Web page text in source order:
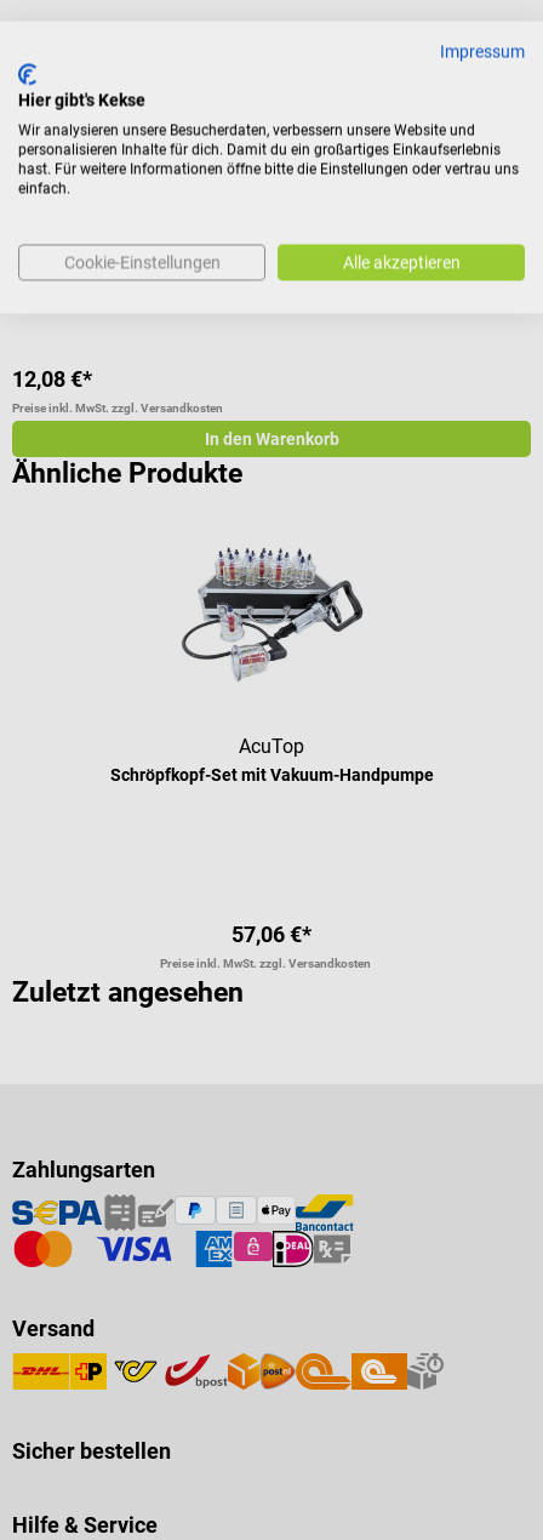
Massageglas ohne Ball
Zur Schröpfmassage
12,08 €*
Preise inkl. MwSt. zzgl. Versandkosten
In den Warenkorb
Ähnliche Produkte
AcuTop
Schröpfkopf-Set mit Vakuum-Handpumpe
57,06 €*
Preise inkl. MwSt. zzgl. Versandkosten
Zuletzt angesehen
Zahlungsarten
Versand
Sicher bestellen
Hilfe & Service
Impressum
Hier gibt's Kekse
Wir analysieren unsere Besucherdaten, verbessern unsere Website und
personalisieren Inhalte für dich. Damit du ein großartiges Einkaufserlebnis
hast. Für weitere Informationen öffne bitte die Einstellungen oder vertrau uns
einfach.
Cookie-Einstellungen Alle akzeptieren